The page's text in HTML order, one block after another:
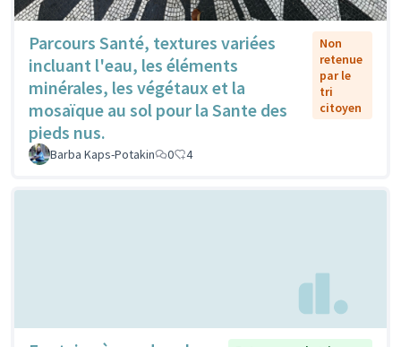
Parcours Santé, textures variées
incluant l'eau, les éléments
minérales, les végétaux et la
mosaïque au sol pour la Sante des
pieds nus.
Non
retenue
par le
tri
citoyen
Barba Kaps-Potakin 0 4